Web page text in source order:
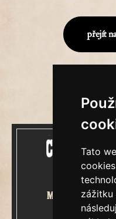
Tato
zážitku
přejít
Mecenášem